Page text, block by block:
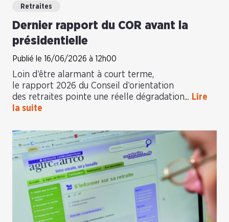
Retraites
Dernier rapport du COR avant la
présidentielle
Publié le 16/06/2026 à 12h00
Loin d’être alarmant à court terme,
le rapport 2026 du Conseil d’orientation
des retraites pointe une réelle dégradation... Lire
la suite